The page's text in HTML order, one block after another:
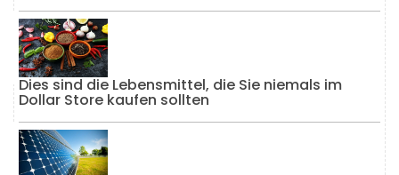
Dies sind die Lebensmittel, die Sie niemals im
Dollar Store kaufen sollten